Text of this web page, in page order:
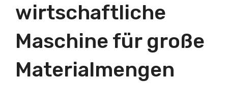
wirtschaftliche
Maschine für große
Materialmengen